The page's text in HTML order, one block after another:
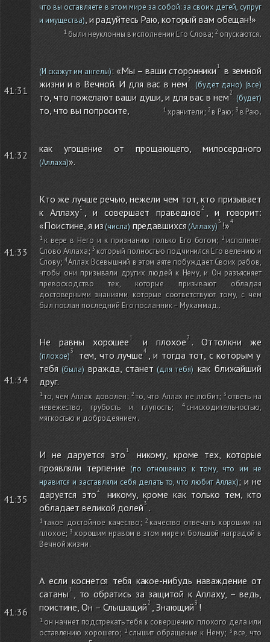
что вы оставляете в этом мире за собой: за своих детей, супруг
и имущества), и радуйтесь Раю, который вам обещан!»
были неуклонны в исполнении Его Слова; опускаются.
41:31
(И скажут им ангелы): «Мы – ваши сторонники
в земной
жизни и в Вечной. И для вас в нем
(будет дано)(все)
то, что пожелают ваши души, и для вас в нем (будет)
то, что вы попросите, хранители; в Раю; в Раю.
41:32
как угощение от прощающего, милосердного
(Аллаха)».
41:33
Кто же лучше речью, нежели чем тот, кто призывает
к Аллаху
, и совершает праведное
, и говорит:
«Поистине, я из(числа)предавшихся(Аллаху) !»
к вере в Него и к признанию только Его богом;
исполняет
Слово Аллаха; который полностью подчинился Его велению и
Слову; Аллах Всевышний в этом аяте побуждает Своих рабов,
чтобы они призывали других людей к Нему, и Он разъясняет
превосходство тех, которые призывают обладая
достоверными знаниями, которые соответствуют тому, с чем
был послан последний Его посланник – Мухаммад..
41:34
Не равны хорошее и плохое . Оттолкни же
(плохое) тем, что лучше , и тогда тот, с которым у
тебя(была)вражда, станет(для тебя)как ближайший
друг.
то, чем Аллах доволен; то, что Аллах не любит;
ответь на
невежество, грубость и глупость;
снисходительностью,
мягкостью и добродеянием.
41:35
И не даруется это
никому, кроме тех, которые
проявляли терпение(по отношению к тому, что им не
нравится и заставляли себя делать то, что любит Аллах); и не
даруется это
никому, кроме как только тем, кто
обладает великой долей .
такое достойное качество;
качество отвечать хорошим на
плохое;
хорошим нравом в этом мире и большой наградой в
Вечной жизни.
41:36
А если коснется тебя какое-нибудь наваждение от
сатаны , то обратись за защитой к Аллаху, – ведь,
поистине, Он – Слышащий , Знающий !
он начнет подстрекать тебя к совершению плохого дела или
оставлению хорошего; слышит обращение к Нему;
все, что